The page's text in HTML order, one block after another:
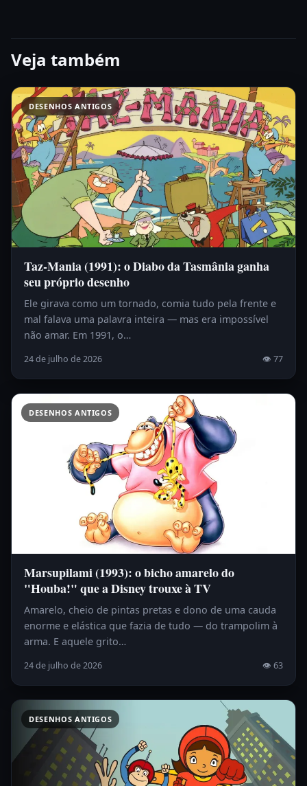
Veja também
DESENHOS ANTIGOS
Taz-Mania (1991): o Diabo da Tasmânia ganha
seu próprio desenho
Ele girava como um tornado, comia tudo pela frente e
mal falava uma palavra inteira — mas era impossível
não amar. Em 1991, o…
24 de julho de 2026 👁 77
DESENHOS ANTIGOS
Marsupilami (1993): o bicho amarelo do
"Houba!" que a Disney trouxe à TV
Amarelo, cheio de pintas pretas e dono de uma cauda
enorme e elástica que fazia de tudo — do trampolim à
arma. E aquele grito…
24 de julho de 2026 👁 63
DESENHOS ANTIGOS